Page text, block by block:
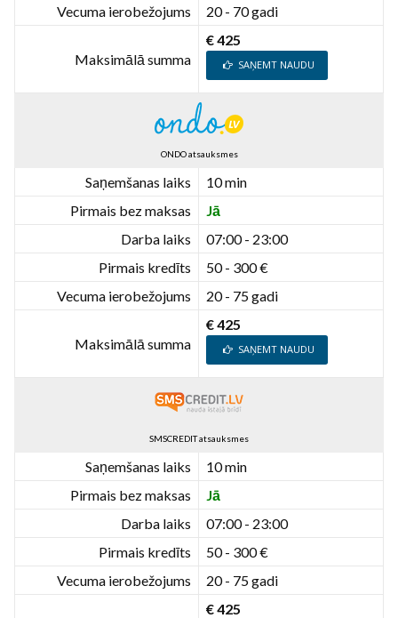
Vecuma ierobežojums
20 - 70 gadi
Maksimālā summa
€ 425
SAŅEMT NAUDU
ONDO atsauksmes
Saņemšanas laiks
10 min
Pirmais bez maksas
Jā
Darba laiks
07:00 - 23:00
Pirmais kredīts
50 - 300 €
Vecuma ierobežojums
20 - 75 gadi
Maksimālā summa
€ 425
SAŅEMT NAUDU
SMSCREDIT atsauksmes
Saņemšanas laiks
10 min
Pirmais bez maksas
Jā
Darba laiks
07:00 - 23:00
Pirmais kredīts
50 - 300 €
Vecuma ierobežojums
20 - 75 gadi
€ 425